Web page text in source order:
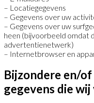
– Locatiegegevens
– Gegevens over uw
– Gegevens over uw
heen (bijvoorbeeld omdat
advertentienetwerk)
– Internetbrowser en
Bijzondere en/
gegevens die